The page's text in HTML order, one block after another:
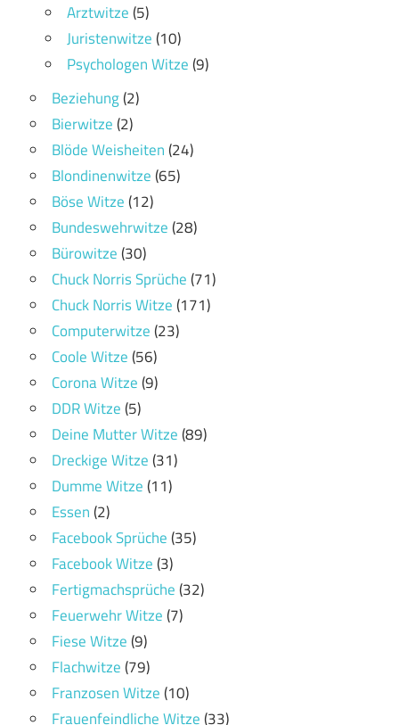
Arztwitze(5)
Juristenwitze(10)
Psychologen Witze(9)
Beziehung(2)
Bierwitze(2)
Blöde Weisheiten(24)
Blondinenwitze(65)
Böse Witze(12)
Bundeswehrwitze(28)
Bürowitze(30)
Chuck Norris Sprüche(71)
Chuck Norris Witze(171)
Computerwitze(23)
Coole Witze(56)
Corona Witze(9)
DDR Witze(5)
Deine Mutter Witze(89)
Dreckige Witze(31)
Dumme Witze(11)
Essen(2)
Facebook Sprüche(35)
Facebook Witze(3)
Fertigmachsprüche(32)
Feuerwehr Witze(7)
Fiese Witze(9)
Flachwitze(79)
Franzosen Witze(10)
Frauenfeindliche Witze(33)